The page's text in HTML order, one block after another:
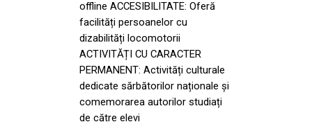
offline ACCESIBILITATE: Oferă
facilități persoanelor cu
dizabilități locomotorii
ACTIVITĂȚI CU CARACTER
PERMANENT: Activități culturale
dedicate sărbătorilor naționale și
comemorarea autorilor studiați
de către elevi